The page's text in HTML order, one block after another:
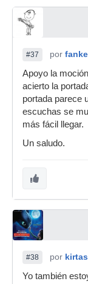
#37 por
Apoyo la
acierto la
portada parece
escuchas se
más fácil llegar.
Un saludo.
#38 por
Yo también